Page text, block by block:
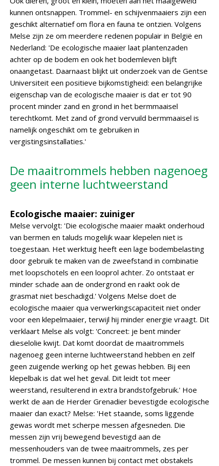
kunnen ontsnappen. Trommel- en schijvenmaaiers zijn een
geschikt alternatief om flora en fauna te ontzien. Volgens
Melse zijn ze om meerdere redenen populair in België en
Nederland: 'De ecologische maaier laat plantenzaden
achter op de bodem en ook het bodemleven blijft
onaangetast. Daarnaast blijkt uit onderzoek van de Gentse
Universiteit een positieve bijkomstigheid: een belangrijke
eigenschap van de ecologische maaier is dat er tot 90
procent minder zand en grond in het bermmaaisel
terechtkomt. Met zand of grond vervuild bermmaaisel is
namelijk ongeschikt om te gebruiken in
vergistingsinstallaties.'
De maaitrommels hebben nagenoeg
geen interne luchtweerstand
Ecologische maaier: zuiniger
Melse vervolgt: 'Die ecologische maaier maakt onderhoud
van bermen en taluds mogelijk waar klepelen niet is
toegestaan. Het werktuig heeft een lage bodembelasting
door gebruik te maken van de zweefstand in combinatie
met loopschotels en een looprol achter. Zo ontstaat er
minder schade aan de ondergrond en raakt ook de
grasmat niet beschadigd.' Volgens Melse doet de
ecologische maaier qua verwerkingscapaciteit niet onder
voor een klepelmaaier, terwijl hij minder energie vraagt. Dit
verklaart Melse als volgt: 'Concreet: je bent minder
dieselolie kwijt. Dat komt doordat de maaitrommels
nagenoeg geen interne luchtweerstand hebben en zelf
geen zuigende werking op het gewas hebben. Bij een
klepelbak is dat wel het geval. Dit leidt tot meer
weerstand, resulterend in extra brandstofgebruik.' Hoe
werkt de aan de Herder Grenadier bevestigde ecologische
maaier dan exact? Melse: 'Het staande, soms liggende
gewas wordt met scherpe messen afgesneden. Die
messen zijn vrij bewegend bevestigd aan de
messenhouders van de twee maaitrommels, zes per
trommel. De messen kunnen bij contact met obstakels